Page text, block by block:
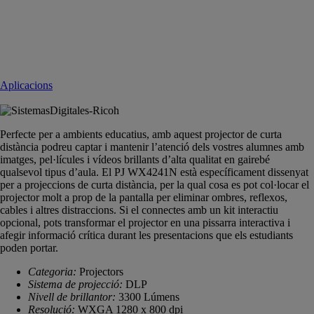
Aplicacions
Perfecte per a ambients educatius, amb aquest projector de curta
distància podreu captar i mantenir l’atenció dels vostres alumnes amb
imatges, pel·lícules i vídeos brillants d’alta qualitat en gairebé
qualsevol tipus d’aula. El PJ WX4241N està específicament dissenyat
per a projeccions de curta distància, per la qual cosa es pot col·locar el
projector molt a prop de la pantalla per eliminar ombres, reflexos,
cables i altres distraccions. Si el connectes amb un kit interactiu
opcional, pots transformar el projector en una pissarra interactiva i
afegir informació crítica durant les presentacions que els estudiants
poden portar.
Categoria: Projectors
Sistema de projecció: DLP
Nivell de brillantor: 3300 Lúmens
Resolució: WXGA 1280 x 800 dpi